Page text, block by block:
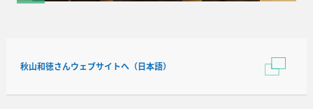
秋山和徳さんウェブサイトへ（日本語）